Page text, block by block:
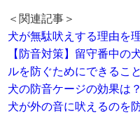
＜関連記事＞
犬が無駄吠えする理由を
【防音対策】留守番中の
ルを防ぐためにできること
犬の防音ケージの効果は
犬が外の音に吠えるのを